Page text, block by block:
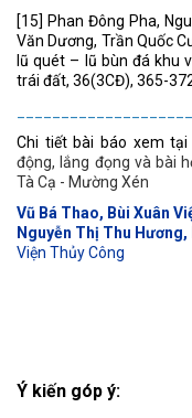
[15] Phan Đông Pha,
Văn Dương, Trần Quốc
lũ quét – lũ bùn đá khu
trái đất, 36(3CĐ), 365-
Chi tiết bài báo xem tại
động, lắng đọng và bài
Tà Cạ - Mường Xén
Vũ Bá Thao, Bùi Xuân
Nguyễn Thị Thu
Viện Thủy Công
Ý kiến góp ý: